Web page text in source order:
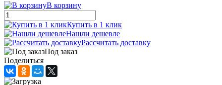
В корзину
Купить в 1 клик
Нашли дешевле
Рассчитать доставку
Под заказ
Поделиться